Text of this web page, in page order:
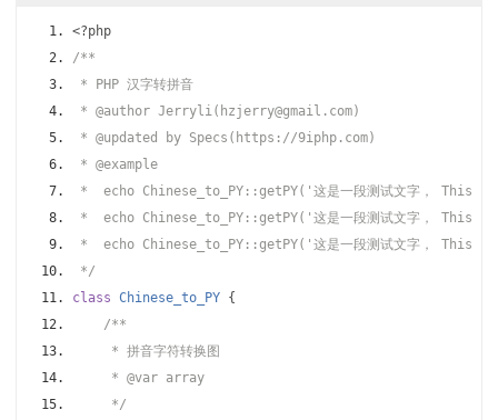
<?php
/**
* PHP 汉字转拼音
* @author Jerryli(hzjerry@gmail.com)
* @updated by Specs(https://9iphp.com)
* @example
*  echo Chinese_to_PY::getPY('这是一段测试文字，
*  echo Chinese_to_PY::getPY('这是一段测试文字，
*  echo Chinese_to_PY::getPY('这是一段测试文字，
*/
class Chinese_to_PY {
/**
     * 拼音字符转换图
     * @var array
     */